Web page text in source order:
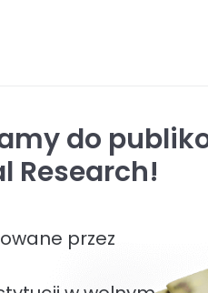
do
Research!
przez